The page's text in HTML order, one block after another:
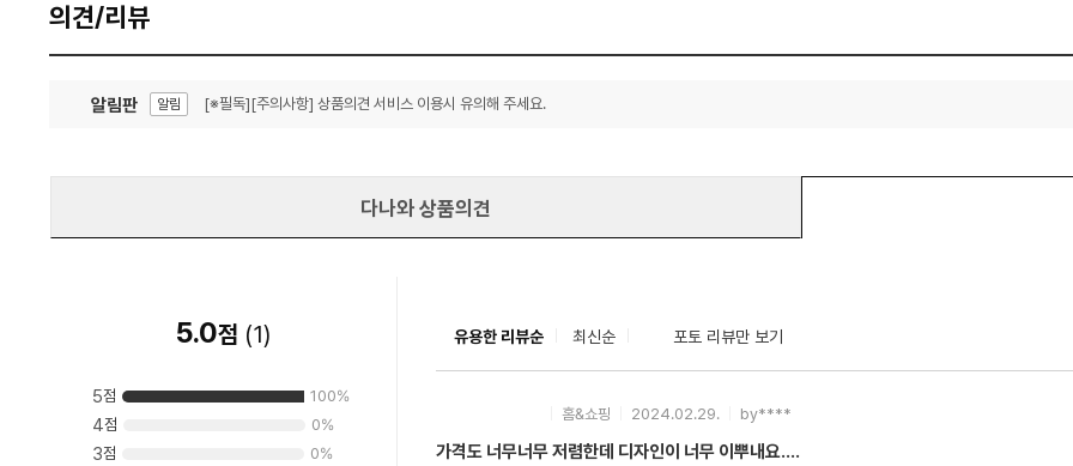
의견/리뷰
알림판 알림 [※필독][주의사항] 상품의견 서비스 이용시 유의해 주세요.
다나와 상품의견
5.0점 (1)
5점 100%
4점 0%
3점 0%
유용한 리뷰순 최신순 포토 리뷰만 보기
홈&쇼핑 2024.02.29. by****
가격도 너무너무 저렴한데 디자인이 너무 이뿌내요....